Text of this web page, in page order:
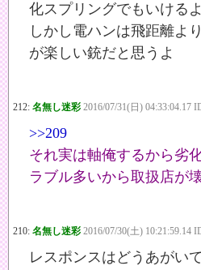
化スプリングでもいけるよ
しかし電ハンは飛距離よ
が楽しい銃だと思うよ
212: 名無し迷彩 2016/07/31(日) 04:33:04.17
>>209
それ実は軸俺するから劣
ラブル多いから取扱店が
210: 名無し迷彩 2016/07/30(土) 10:21:59.14
レスポンスはどうあがい